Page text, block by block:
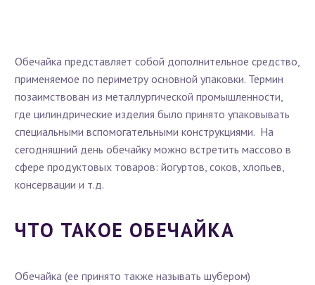
Обечайка представляет собой дополнительное средство,
применяемое по периметру основной упаковки. Термин
позаимствован из металлургической промышленности,
где цилиндрические изделия было принято упаковывать
специальными вспомогательными конструкциями. На
сегодняшний день обечайку можно встретить массово в
сфере продуктовых товаров: йогуртов, соков, хлопьев,
консервации и т.д.
ЧТО ТАКОЕ ОБЕЧАЙКА
Обечайка (ее принято также называть шубером)